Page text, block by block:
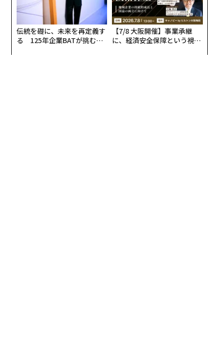
advertisement
伝統を礎に、未来を再定義す
る 125年企業BATが挑むス
【7/8 大阪開催】事業承継
に、経済安全保障という視点